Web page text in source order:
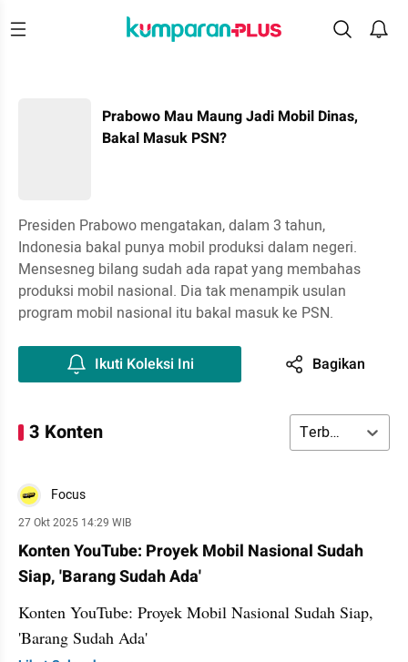
Prabowo Mau Maung Jadi Mobil Dinas,
Bakal Masuk PSN?
Presiden Prabowo mengatakan, dalam 3 tahun,
Indonesia bakal punya mobil produksi dalam negeri.
Mensesneg bilang sudah ada rapat yang membahas
produksi mobil nasional. Dia tak menampik usulan
program mobil nasional itu bakal masuk ke PSN.
Ikuti Koleksi Ini Bagikan
3 Konten Terbaru
Focus
27 Okt 2025 14:29 WIB
Konten YouTube: Proyek Mobil Nasional Sudah
Siap, 'Barang Sudah Ada'
Konten YouTube: Proyek Mobil Nasional Sudah Siap,
'Barang Sudah Ada'